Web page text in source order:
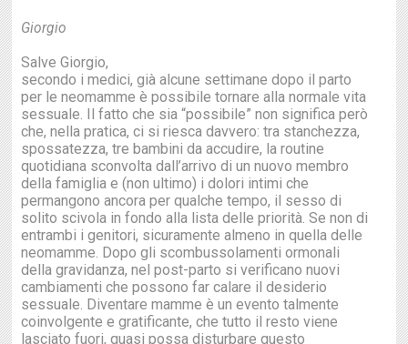
Giorgio
Salve Giorgio,
secondo i medici, già alcune settimane dopo il parto
per le neomamme è possibile tornare alla normale vita
sessuale. Il fatto che sia “possibile” non significa però
che, nella pratica, ci si riesca davvero: tra stanchezza,
spossatezza, tre bambini da accudire, la routine
quotidiana sconvolta dall’arrivo di un nuovo membro
della famiglia e (non ultimo) i dolori intimi che
permangono ancora per qualche tempo, il sesso di
solito scivola in fondo alla lista delle priorità. Se non di
entrambi i genitori, sicuramente almeno in quella delle
neomamme. Dopo gli scombussolamenti ormonali
della gravidanza, nel post-parto si verificano nuovi
cambiamenti che possono far calare il desiderio
sessuale. Diventare mamme è un evento talmente
coinvolgente e gratificante, che tutto il resto viene
lasciato fuori, quasi possa disturbare questo